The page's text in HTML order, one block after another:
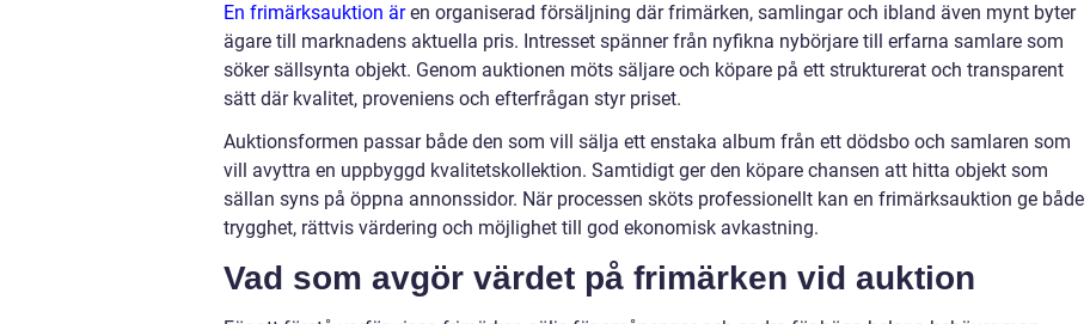
En frimärksauktion ären organiserad försäljning där frimärken, samlingar och ibland även mynt byter
ägare till marknadens aktuella pris. Intresset spänner från nyfikna nybörjare till erfarna samlare som
söker sällsynta objekt. Genom auktionen möts säljare och köpare på ett strukturerat och transparent
sätt där kvalitet, proveniens och efterfrågan styr priset.
Auktionsformen passar både den som vill sälja ett enstaka album från ett dödsbo och samlaren som
vill avyttra en uppbyggd kvalitetskollektion. Samtidigt ger den köpare chansen att hitta objekt som
sällan syns på öppna annonssidor. När processen sköts professionellt kan en frimärksauktion ge både
trygghet, rättvis värdering och möjlighet till god ekonomisk avkastning.
Vad som avgör värdet på frimärken vid auktion